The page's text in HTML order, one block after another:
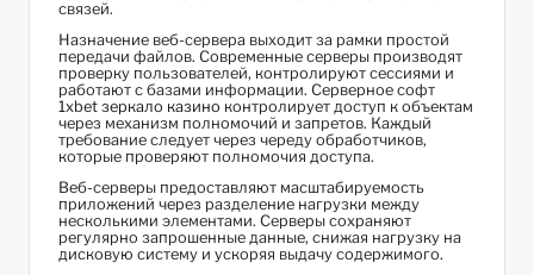
связей.
Назначение веб-сервера выходит за рамки простой
передачи файлов. Современные серверы производят
проверку пользователей, контролируют сессиями и
работают с базами информации. Серверное софт
1xbet зеркало казино контролирует доступ к объектам
через механизм полномочий и запретов. Каждый
требование следует через череду обработчиков,
которые проверяют полномочия доступа.
Веб-серверы предоставляют масштабируемость
приложений через разделение нагрузки между
несколькими элементами. Серверы сохраняют
регулярно запрошенные данные, снижая нагрузку на
дисковую систему и ускоряя выдачу содержимого.